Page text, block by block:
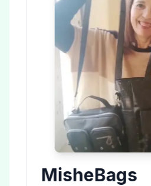
MisheBags